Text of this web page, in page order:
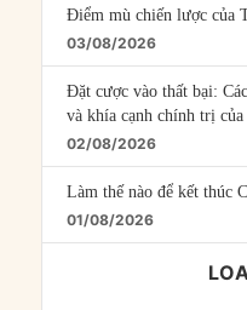
Điểm mù chiến lược của
03/08/2026
Đặt cược vào thất bại:
và khía cạnh chính trị
02/08/2026
Làm thế nào để kết thúc
01/08/2026